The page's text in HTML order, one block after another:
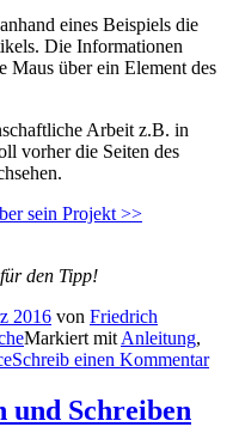
eines Beispiels die
Die Informationen
Maus über ein Element des
Arbeit z.B. in
vorher die Seiten des
sein Projekt >>
den Tipp!
2016 von Friedrich
Markiert mit Anleitung,
Schreib einen Kommentar
und Schreiben